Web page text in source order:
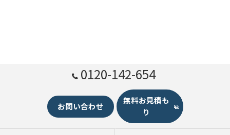
0120-142-654
お問い合わせ
無料お見積も
り